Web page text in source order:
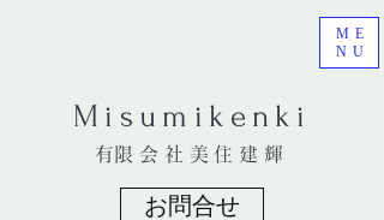
​Misumikenki
​有限会社美住建輝
お問合せ
ME
NU